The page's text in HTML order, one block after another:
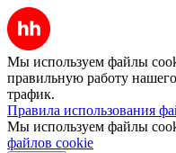
Мы используем файлы
правильную работу
трафик.
Правила использования
Мы используем файлы
файлов cookie